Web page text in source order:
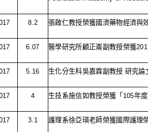
8.2 張啟仁教授榮獲國濟藥物經濟與
6.07 醫學研究所顧正崙副教授榮獲
5.16 生化分生科吳嘉霖副教授 研究論
4 生技系施信如教授榮獲「 105年
3.1 護理系徐亞瑛老師榮獲國際護理